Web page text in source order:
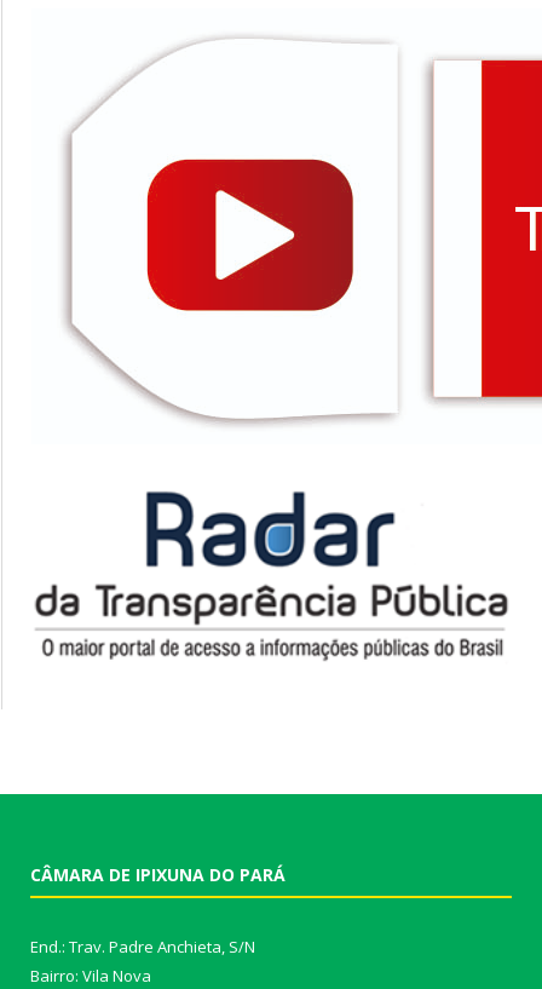
CÂMARA DE IPIXUNA DO PARÁ
End.: Trav. Padre Anchieta, S/N
Bairro: Vila Nova